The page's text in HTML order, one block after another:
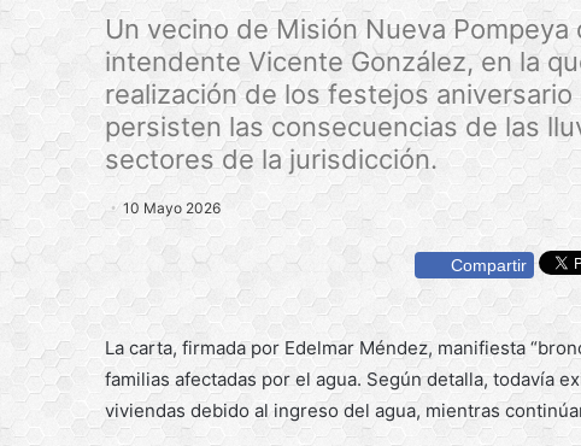
Un vecino de Misión Nueva
intendente Vicente González, en la
realización de los festejos
persisten las consecuencias de las
sectores de la jurisdicción.
10 Mayo 2026
Compartir
La carta, firmada por Edelmar Méndez, manifiesta
familias afectadas por el agua. Según detalla, todavía
viviendas debido al ingreso del agua, mientras